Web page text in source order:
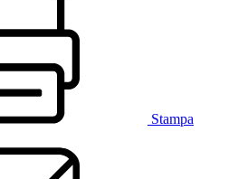
Stampa